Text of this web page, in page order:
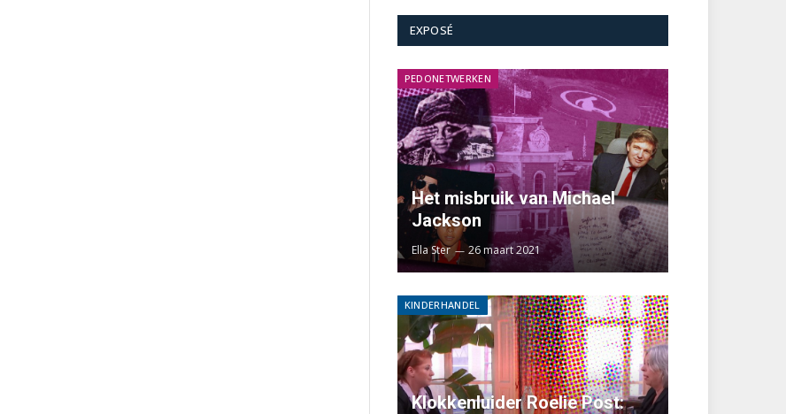
EXPOSÉ
PEDONETWERKEN
Het misbruik van Michael
Jackson
Ella Ster 26 maart 2021
KINDERHANDEL
Klokkenluider Roelie Post: